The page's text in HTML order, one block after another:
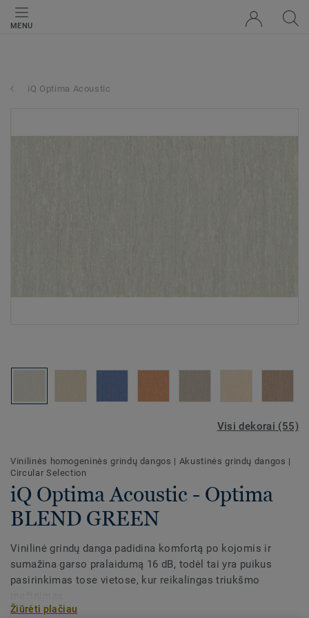
MENU
iQ Optima Acoustic
Visi dekorai (55)
Vinilinės homogeninės grindų dangos | Akustinės grindų dangos |
Circular Selection
iQ Optima Acoustic - Optima
BLEND GREEN
Vinilinė grindų danga padidina komfortą po kojomis ir
sumažina garso pralaidumą 16 dB, todėl tai yra puikus
pasirinkimas tose vietose, kur reikalingas triukšmo
Žiūrėti plačiau